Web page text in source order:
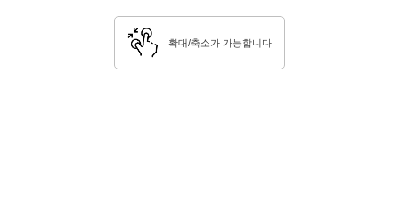
확대/축소가 가능합니다